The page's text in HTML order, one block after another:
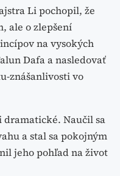
Li pochopil, že
ale o zlepšení
na vysokých
Dafa a nasledovať
znášanlivosti vo
dramatické. Naučil sa
a stal sa pokojným
jeho pohľad na život